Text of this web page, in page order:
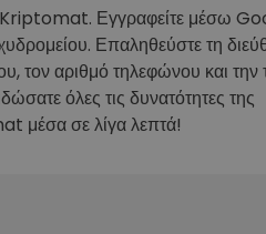
επενδύσεων
δική σου crypto στρατηγική
Kriptomat. Εγγραφείτε μέσω
Επαληθεύστε τη
τον αριθμό τηλεφώνου και την
όλες τις δυνατότητες της
μέσα σε λίγα λεπτά!